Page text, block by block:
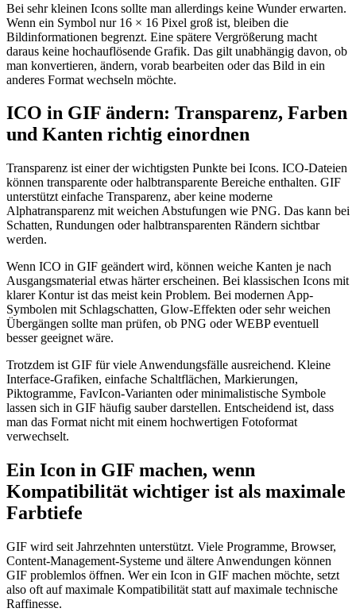
Bei sehr kleinen Icons sollte man allerdings keine Wunder erwarten.
Wenn ein Symbol nur 16 × 16 Pixel groß ist, bleiben die
Bildinformationen begrenzt. Eine spätere Vergrößerung macht
daraus keine hochauflösende Grafik. Das gilt unabhängig davon, ob
man konvertieren, ändern, vorab bearbeiten oder das Bild in ein
anderes Format wechseln möchte.
ICO in GIF ändern: Transparenz, Farben
und Kanten richtig einordnen
Transparenz ist einer der wichtigsten Punkte bei Icons. ICO-Dateien
können transparente oder halbtransparente Bereiche enthalten. GIF
unterstützt einfache Transparenz, aber keine moderne
Alphatransparenz mit weichen Abstufungen wie PNG. Das kann bei
Schatten, Rundungen oder halbtransparenten Rändern sichtbar
werden.
Wenn ICO in GIF geändert wird, können weiche Kanten je nach
Ausgangsmaterial etwas härter erscheinen. Bei klassischen Icons mit
klarer Kontur ist das meist kein Problem. Bei modernen App-
Symbolen mit Schlagschatten, Glow-Effekten oder sehr weichen
Übergängen sollte man prüfen, ob PNG oder WEBP eventuell
besser geeignet wäre.
Trotzdem ist GIF für viele Anwendungsfälle ausreichend. Kleine
Interface-Grafiken, einfache Schaltflächen, Markierungen,
Piktogramme, FavIcon-Varianten oder minimalistische Symbole
lassen sich in GIF häufig sauber darstellen. Entscheidend ist, dass
man das Format nicht mit einem hochwertigen Fotoformat
verwechselt.
Ein Icon in GIF machen, wenn
Kompatibilität wichtiger ist als maximale
Farbtiefe
GIF wird seit Jahrzehnten unterstützt. Viele Programme, Browser,
Content-Management-Systeme und ältere Anwendungen können
GIF problemlos öffnen. Wer ein Icon in GIF machen möchte, setzt
also oft auf maximale Kompatibilität statt auf maximale technische
Raffinesse.